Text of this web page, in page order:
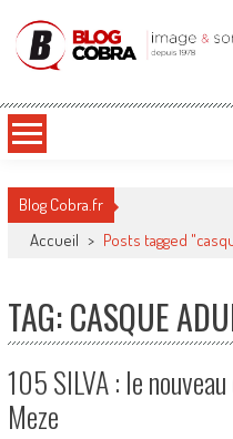
Blog Cobra
Blog Cobra.fr
Accueil > Posts tagged
TAG: CASQUE
105 SILVA : le
Meze